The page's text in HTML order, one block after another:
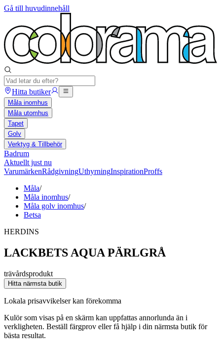
Gå till huvudinnehåll
Hitta butiker
Måla inomhus
Måla utomhus
Tapet
Golv
Verktyg & Tillbehör
Badrum
Aktuellt just nu
VarumärkenRådgivningUthyrningInspirationProffs
Måla/
Måla inomhus/
Måla golv inomhus/
Betsa
HERDINS
LACKBETS AQUA PÄRLGRÅ
trävårdsprodukt
Hitta närmsta butik
Lokala prisavvikelser kan förekomma
Kulör som visas på en skärm kan uppfattas annorlunda än i
verkligheten. Beställ färgprov eller få hjälp i din närmsta butik för
bästa resultat.